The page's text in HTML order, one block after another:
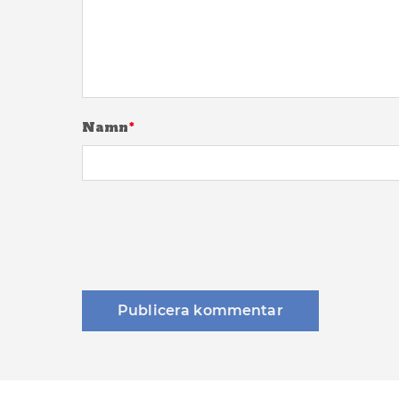
Namn*